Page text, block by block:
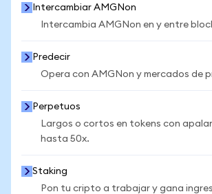
Intercambiar AMGNon
Intercambia AMGNon en y entre
Predecir
Opera con AMGNon y mercados de
Perpetuos
Largos o cortos en tokens con
hasta 50x.
Staking
Pon tu cripto a trabajar y gana